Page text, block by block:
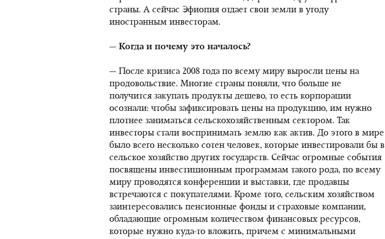
страны. А сейчас Эфиопия отдает свои земли в угоду
иностранным инвесторам.
— Когда и почему это началось?
— После кризиса 2008 года по всему миру выросли цены на
продовольствие. Многие страны поняли, что больше не
получится закупать продукты дешево, то есть корпорации
осознали: чтобы зафиксировать цены на продукцию, им нужно
плотнее заниматься сельскохозяйственным сектором. Так
инвесторы стали воспринимать землю как актив. До этого в мире
было всего несколько сотен человек, которые инвестировали бы в
сельское хозяйство других государств. Сейчас огромные события
посвящены инвестиционным программам такого рода, по всему
миру проводятся конференции и выставки, где продавцы
встречаются с покупателями. Кроме того, сельским хозяйством
заинтересовались пенсионные фонды и страховые компании,
обладающие огромным количеством финансовых ресурсов,
которые нужно куда-то вложить, причем с минимальными